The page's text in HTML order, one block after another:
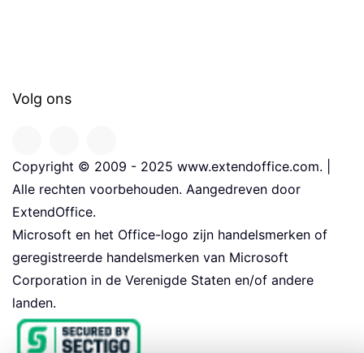
Volg ons
Copyright © 2009 - 2025 www.extendoffice.com. |
Alle rechten voorbehouden. Aangedreven door
ExtendOffice.
Microsoft en het Office-logo zijn handelsmerken of
geregistreerde handelsmerken van Microsoft
Corporation in de Verenigde Staten en/of andere
landen.